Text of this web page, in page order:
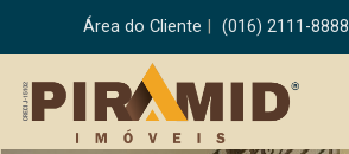
Área do Cliente (016) 2111-8888